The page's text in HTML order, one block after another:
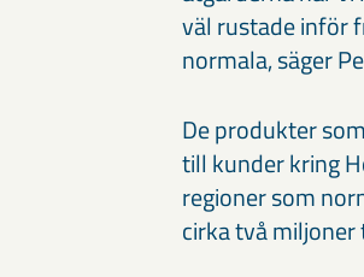
väl rustade inför
normala, säger
De produkter
till kunder kring
regioner som
cirka två